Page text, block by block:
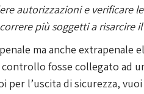
autorizzazioni e verificare
più soggetti a risarcire
ma anche extrapenale
fosse collegato ad
l’uscita di sicurezza,